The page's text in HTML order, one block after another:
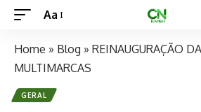
Aa
Home » Blog » REINAUGURAÇÃO
MULTIMARCAS
GERAL